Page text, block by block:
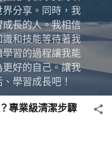
分享。同時，我
長的人。我相信
和技能等待著我
習的過程讓我能
好的自己。讓我
學習成長吧！
專業級清潔步驟